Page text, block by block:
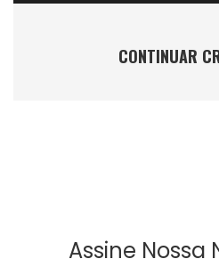
CONTINUAR
Assine Nossa